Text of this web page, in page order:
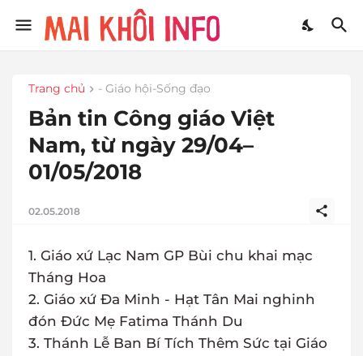
Trang chủ - Giáo hội-Sống đạo
Bản tin Công giáo Việt
Nam, từ ngày 29/04–
01/05/2018
02.05.2018
1. Giáo xứ Lạc Nam GP Bùi chu khai mạc
Tháng Hoa
2. Giáo xứ Đa Minh - Hạt Tân Mai nghinh
đón Đức Mẹ Fatima Thánh Du
3. Thánh Lễ Ban Bí Tích Thêm Sức tại Giáo